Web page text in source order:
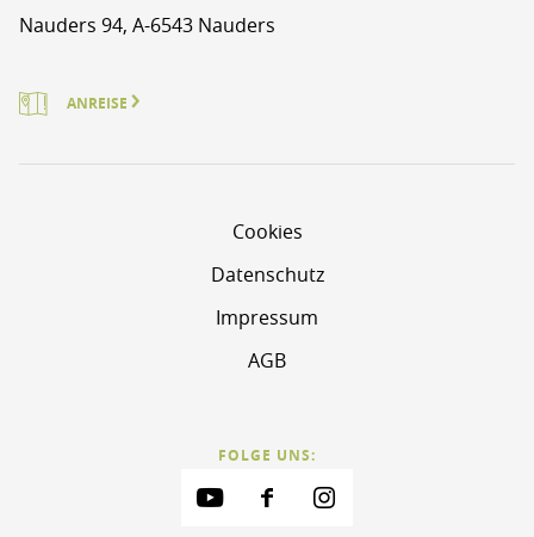
Nauders 94, A-6543 Nauders
ANREISE
Cookies
Datenschutz
Impressum
AGB
FOLGE UNS: